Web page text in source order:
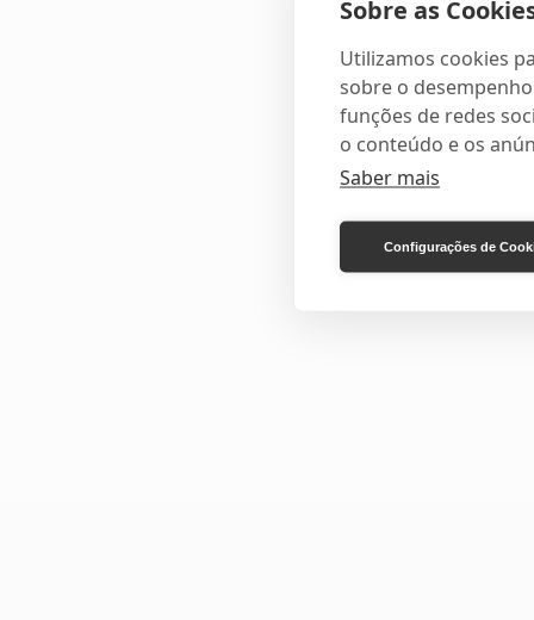
Sobre as
Utilizamos cookies
sobre o
funções de redes
o conteúdo e os
Saber mais
Configurações de